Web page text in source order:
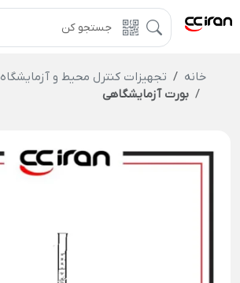
خانه
تجهیزات کنترل محیط و آزمایشگاه
بورت آزمایشگاهی